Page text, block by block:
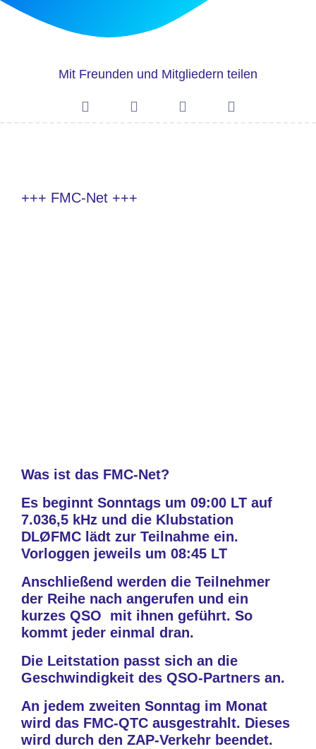
Mit Freunden und Mitgliedern teilen
+++ FMC-Net +++
Was ist das FMC-Net?
Es beginnt Sonntags um 09:00 LT auf
7.036,5 kHz und die Klubstation
DLØFMC lädt zur Teilnahme ein.
Vorloggen jeweils um 08:45 LT
Anschließend werden die Teilnehmer
der Reihe nach angerufen und ein
kurzes QSO mit ihnen geführt. So
kommt jeder einmal dran.
Die Leitstation passt sich an die
Geschwindigkeit des QSO-Partners an.
An jedem zweiten Sonntag im Monat
wird das FMC-QTC ausgestrahlt. Dieses
wird durch den ZAP-Verkehr beendet.